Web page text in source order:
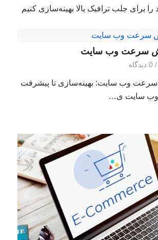
برای جلب ترافیک بالا بهینه‌سازی کنیم
سرعت وب سایت
/ 0 دیدگاه
سرعت وب سایت: بهینه‌سازی تا پیشرفت
وب سایت ی…